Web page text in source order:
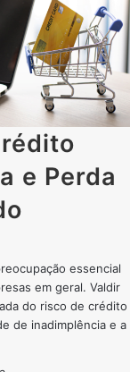
e Perda
essencial
em geral. Valdir
do risco de crédito
de inadimplência e a